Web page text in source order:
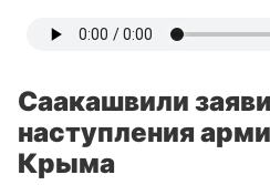
Саакашвили
наступления
Крыма